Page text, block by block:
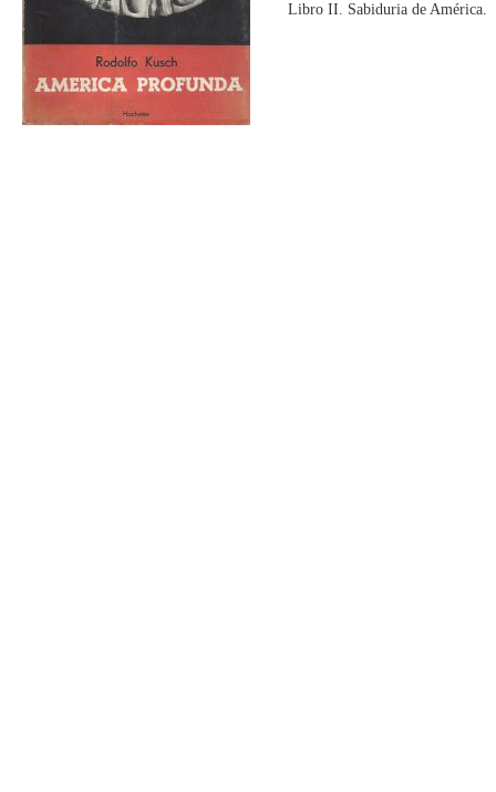
Libro II. Sabiduria de América.